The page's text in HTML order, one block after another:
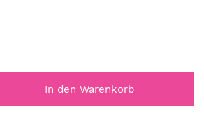
In den Warenkorb